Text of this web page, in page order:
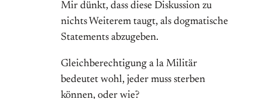
Mir dünkt, dass diese Diskussion zu
nichts Weiterem taugt, als dogmatische
Statements abzugeben.
Gleichberechtigung a la Militär
bedeutet wohl, jeder muss sterben
können, oder wie?